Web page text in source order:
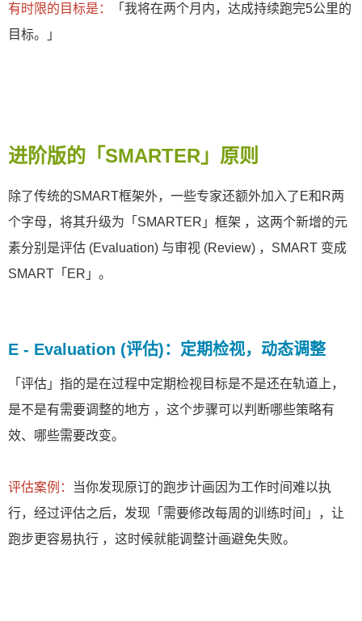
有时限的目标是：
「我将在两个月内，达成持续跑完5公里的
目标。」
进阶版的「SMARTER」原则
除了传统的SMART框架外，一些专家还额外加入了E和R两
个字母，将其升级为「SMARTER」框架 ，这两个新增的元
素分别是评估 (Evaluation) 与审视 (Review) ，SMART 变成
SMART「ER」。
E - Evaluation (评估)：定期检视，动态调整
「评估」指的是在过程中定期检视目标是不是还在轨道上，
是不是有需要调整的地方 ，这个步骤可以判断哪些策略有
效、哪些需要改变。
评估案例：
当你发现原订的跑步计画因为工作时间难以执
行，经过评估之后，发现「需要修改每周的训练时间」，让
跑步更容易执行 ，这时候就能调整计画避免失败。